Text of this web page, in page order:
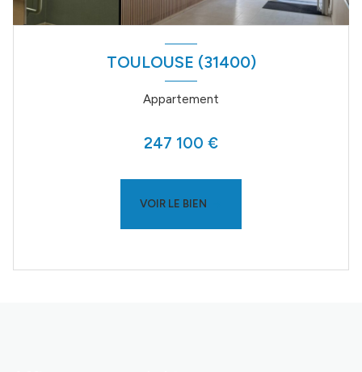
TOULOUSE (31400)
Appartement
247 100 €
VOIR LE BIEN